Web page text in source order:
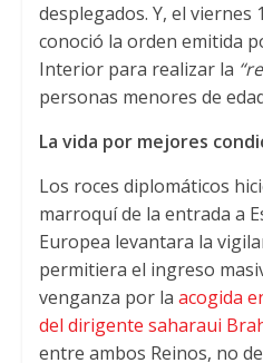
desplegados. Y, el viernes
conoció la orden emitida
Interior para realizar la
personas menores de
La vida por mejores
Los roces diplomáticos
marroquí de la entrada a
Europea levantara la
permitiera el ingreso
venganza por la acogida
del dirigente saharaui
entre ambos Reinos, no